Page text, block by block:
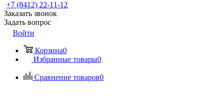
+7 (8412) 22-11-12
Заказать звонок
Задать вопрос
Войти
Корзина0
Избранные товары0
Сравнение товаров0